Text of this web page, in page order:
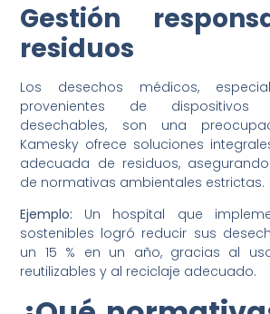
Gestión
residuos
Los desechos médicos,
provenientes de dispositivos
desechables, son una
Kamesky ofrece soluciones
adecuada de residuos,
de normativas ambientales estrictas.
Ejemplo: Un hospital que
sostenibles logró reducir sus
un 15 % en un año, gracias al
reutilizables y al reciclaje adecuado.